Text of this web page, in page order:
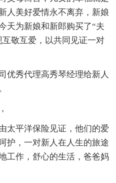
人美好爱情永不离弃，新娘
天为新娘和新郎购买了“夫
敬互爱，以共同见证一对
优秀代理高秀琴经理给新人
太平洋保险见证，他们的爱
护，一对新人在人生的旅途
工作，舒心的生活，爸爸妈